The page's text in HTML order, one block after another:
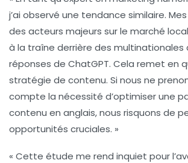
j’ai observé une tendance similaire.
des acteurs majeurs sur le marché
à la traîne derrière des multinationales
réponses de ChatGPT. Cela remet en
stratégie de contenu. Si nous ne
compte la nécessité d’optimiser une
contenu en anglais, nous risquons de
opportunités cruciales. »
« Cette étude me rend inquiet pour